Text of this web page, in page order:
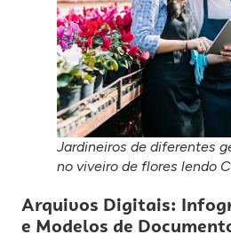
Jardineiros de diferentes
no viveiro de flores lendo
Arquivos Digitais:
e Modelos de